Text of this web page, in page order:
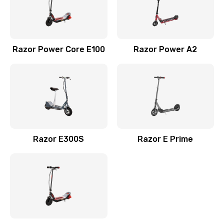
Razor Power Core E100 Razor Power A2
Razor E300S Razor E Prime